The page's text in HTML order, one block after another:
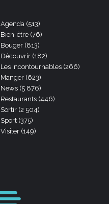
Agenda (513)
Bien-être (76)
Bouger (813)
Découvrir (182)
Les incontournables (266)
Manger (623)
News (5 876)
Restaurants (446)
Sortir (2 504)
Sport (375)
Visiter (149)